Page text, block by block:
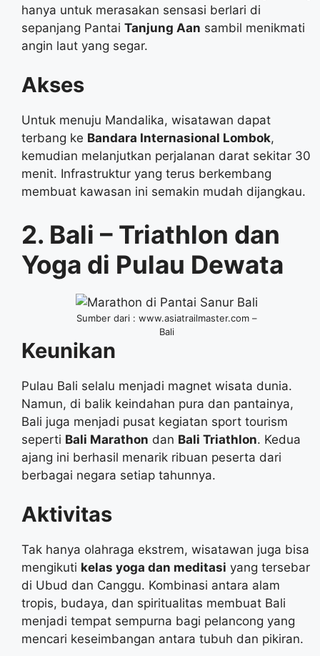
hanya untuk merasakan sensasi berlari di
sepanjang Pantai Tanjung Aan sambil menikmati
angin laut yang segar.
Akses
Untuk menuju Mandalika, wisatawan dapat
terbang ke Bandara Internasional Lombok,
kemudian melanjutkan perjalanan darat sekitar 30
menit. Infrastruktur yang terus berkembang
membuat kawasan ini semakin mudah dijangkau.
2. Bali – Triathlon dan
Yoga di Pulau Dewata
Sumber dari : www.asiatrailmaster.com –
Bali
Keunikan
Pulau Bali selalu menjadi magnet wisata dunia.
Namun, di balik keindahan pura dan pantainya,
Bali juga menjadi pusat kegiatan sport tourism
seperti Bali Marathon dan Bali Triathlon. Kedua
ajang ini berhasil menarik ribuan peserta dari
berbagai negara setiap tahunnya.
Aktivitas
Tak hanya olahraga ekstrem, wisatawan juga bisa
mengikuti kelas yoga dan meditasi yang tersebar
di Ubud dan Canggu. Kombinasi antara alam
tropis, budaya, dan spiritualitas membuat Bali
menjadi tempat sempurna bagi pelancong yang
mencari keseimbangan antara tubuh dan pikiran.